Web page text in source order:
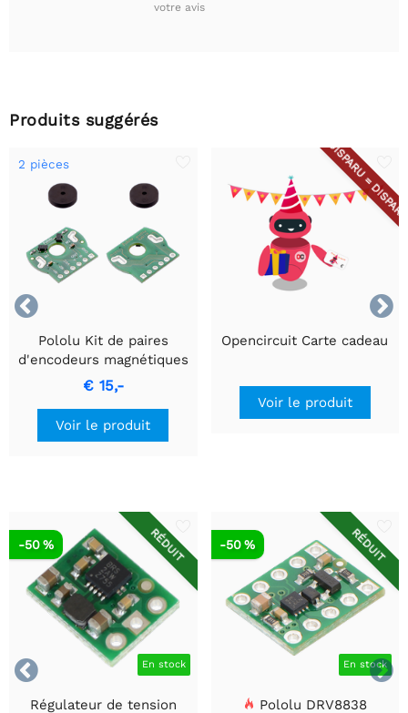
votre avis
Produits suggérés


2 pièces
Pololu Kit de paires
d'encodeurs magnétiques
pour moteurs à
engrenages métalliques
20D mm, 20 CPR, 2,7-18V
€ 15,-
Voir le produit
DISPARU =
Opencircuit Carte cadeau
Voir le produit


RÉDUIT
En stock
-50 %
Régulateur de tension
RÉDUIT
En stock
-50 %
Pololu DRV8838